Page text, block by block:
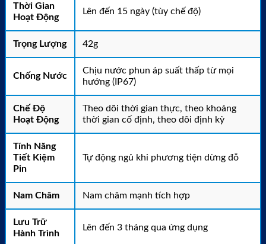
Thời Gian
Hoạt Động
Lên đến 15 ngày (tùy chế độ)
Trọng Lượng 42g
Chống Nước
Chịu nước phun áp suất thấp từ mọi
hướng (IP67)
Chế Độ
Hoạt Động
Theo dõi thời gian thực, theo khoảng
thời gian cố định, theo dõi định kỳ
Tính Năng
Tiết Kiệm
Pin
Tự động ngủ khi phương tiện dừng đỗ
Nam Châm Nam châm mạnh tích hợp
Lưu Trữ
Hành Trình
Lên đến 3 tháng qua ứng dụng